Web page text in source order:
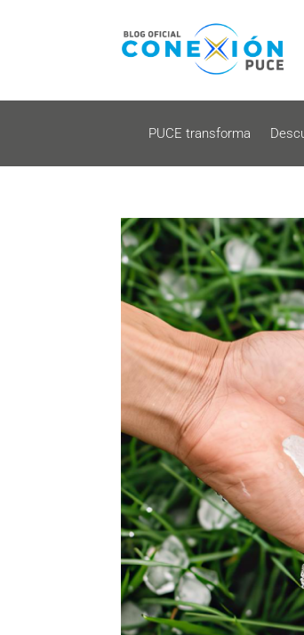
PUCE transforma